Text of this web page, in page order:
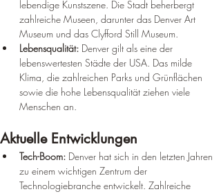
lebendige Kunstszene. Die Stadt beherbergt
zahlreiche Museen, darunter das Denver Art
Museum und das Clyfford Still Museum.
Lebensqualität: Denver gilt als eine der
lebenswertesten Städte der USA. Das milde
Klima, die zahlreichen Parks und Grünflächen
sowie die hohe Lebensqualität ziehen viele
Menschen an.
Aktuelle Entwicklungen
Tech-Boom: Denver hat sich in den letzten Jahren
zu einem wichtigen Zentrum der
Technologiebranche entwickelt. Zahlreiche